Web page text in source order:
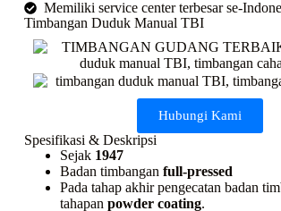
Memiliki service center terbesar se-
Timbangan Duduk Manual TBI
Hubungi Kami
Spesifikasi & Deskripsi
Sejak 1947
Badan timbangan full-pressed
Pada tahap akhir pengecatan badan
tahapan powder coating.